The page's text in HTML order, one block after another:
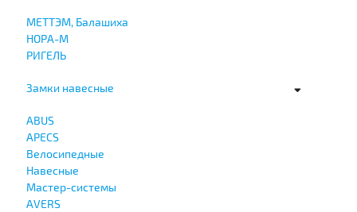
МЕТТЭМ, Балашиха
НОРА-М
РИГЕЛЬ
Замки навесные
ABUS
APECS
Велосипедные
Навесные
Мастер-системы
AVERS